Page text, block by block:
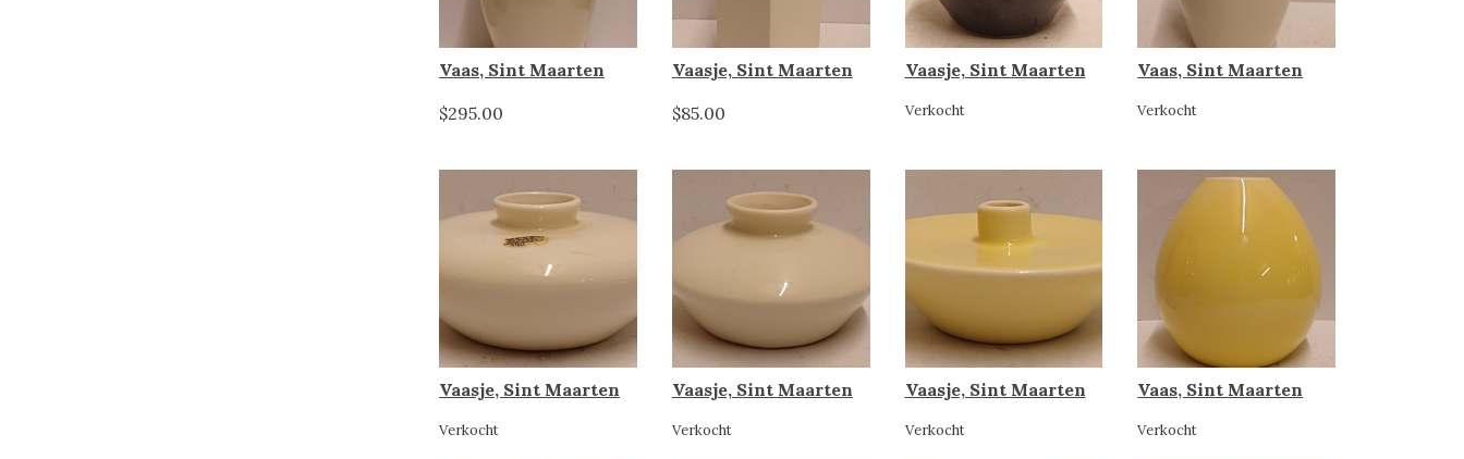
Vaas, Sint Maarten
$295.00
Vaasje, Sint Maarten
$85.00
Vaasje, Sint Maarten
Verkocht
Vaas, Sint Maarten
Verkocht
Vaasje, Sint Maarten
Verkocht
Vaasje, Sint Maarten
Verkocht
Vaasje, Sint Maarten
Verkocht
Vaas, Sint Maarten
Verkocht